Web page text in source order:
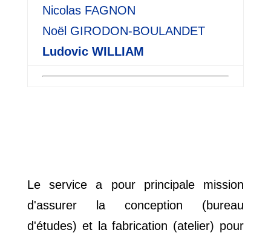
Nicolas FAGNON
Noël GIRODON-BOULANDET
Ludovic WILLIAM
Le service a pour principale mission
d'assurer la conception (bureau
d'études) et la fabrication (atelier) pour